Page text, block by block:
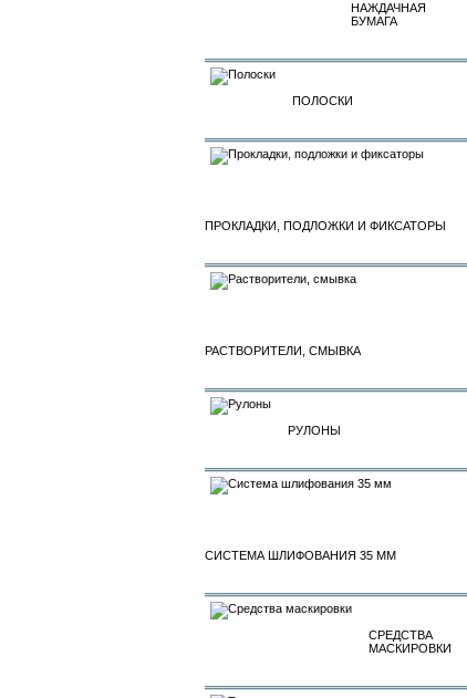
НАЖДАЧНАЯ
БУМАГА
ПОЛОСКИ
ПРОКЛАДКИ, ПОДЛОЖКИ И ФИКСАТОРЫ
РАСТВОРИТЕЛИ, СМЫВКА
РУЛОНЫ
СИСТЕМА ШЛИФОВАНИЯ 35 ММ
СРЕДСТВА
МАСКИРОВКИ